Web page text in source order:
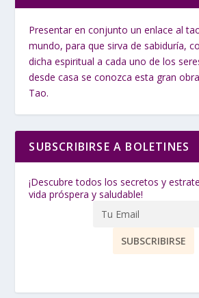
Presentar en conjunto un enlace al
mundo, para que sirva de sabiduría,
dicha espiritual a cada uno de los
desde casa se conozca esta gran
Tao.
SUBSCRIBIRSE A BOLETINES
¡Descubre todos los secretos y
vida próspera y saludable!